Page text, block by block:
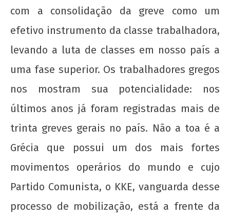
wp-
admin
Sobre a planificação do trabalho
5 de
de
2017
wp-
admin
com a consolidação da greve como um
efetivo instrumento da classe trabalhadora,
levando a luta de classes em nosso país a
uma fase superior. Os trabalhadores gregos
nos mostram sua potencialidade: nos
últimos anos já foram registradas mais de
trinta greves gerais no país. Não a toa é a
Grécia que possui um dos mais fortes
movimentos operários do mundo e cujo
Partido Comunista, o KKE, vanguarda desse
processo de mobilização, está a frente da